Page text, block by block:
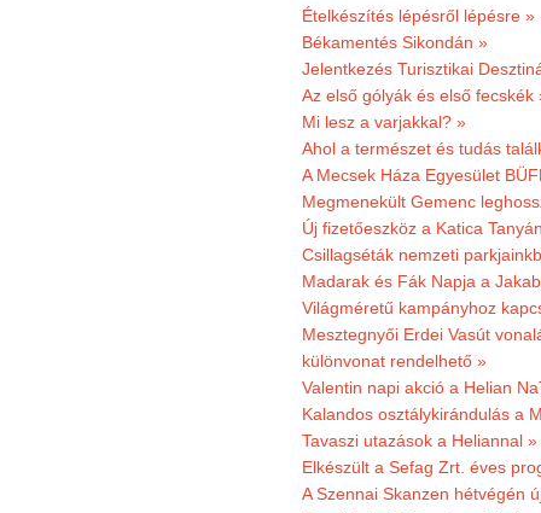
Ételkészítés lépésről lépésre »
Békamentés Sikondán »
Jelentkezés Turisztikai
Az első gólyák és első fecskék
Mi lesz a varjakkal? »
Ahol a természet és tudás
A Mecsek Háza Egyesület
Megmenekült Gemenc
Új fizetőeszköz a Katica
Csillagséták nemzeti
Madarak és Fák Napja a
Világméretű kampányhoz
Mesztegnyői Erdei Vasút
különvonat rendelhető »
Valentin napi akció a Helian
Kalandos osztálykirándulás a
Tavaszi utazások a Heliannal »
Elkészült a Sefag Zrt. éves
A Szennai Skanzen hétvégén